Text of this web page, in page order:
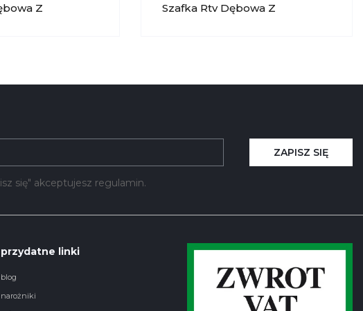
Z
Szafka Rtv Dębowa Z
się" akceptujesz regulamin.
ZAPISZ SIĘ
przydatne linki
blog
narożniki